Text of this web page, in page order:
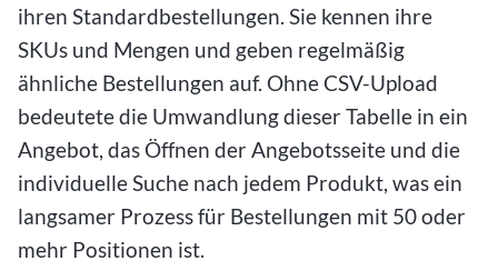
ihren Standardbestellungen. Sie kennen ihre
SKUs und Mengen und geben regelmäßig
ähnliche Bestellungen auf. Ohne CSV-Upload
bedeutete die Umwandlung dieser Tabelle in ein
Angebot, das Öffnen der Angebotsseite und die
individuelle Suche nach jedem Produkt, was ein
langsamer Prozess für Bestellungen mit 50 oder
mehr Positionen ist.